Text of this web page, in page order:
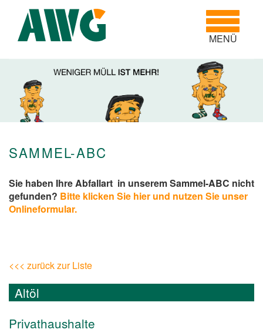
Toggle
MENÜ
SAMMEL-ABC
Sie haben Ihre Abfallart in unserem Sammel-ABC nicht
gefunden? Bitte klicken Sie hier und nutzen Sie unser
Onlineformular.
<<< zurück zur Liste
Altöl
Privathaushalte